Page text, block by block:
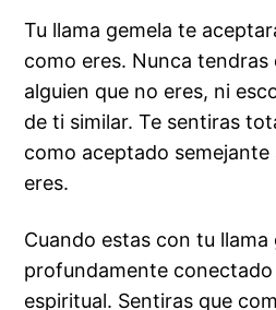
Tu llama gemela te
como eres. Nunca
alguien que no eres, ni
de ti similar. Te sentiras
como aceptado semejante
eres.
Cuando estas con tu
profundamente conectado
espiritual. Sentiras que